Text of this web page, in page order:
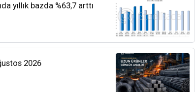
yıllık bazda %63,7 arttı
2026